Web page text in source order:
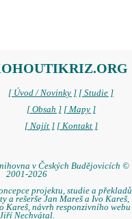
[ Úvod / Novinky ] [ Studie ]
[ Obsah ] [ Mapy ]
[ Najít ] [ Kontakt ]
v Českých Budějovicích ©
2001-2026
projektu, studie a překladů
a rešerše Jan Mareš a Ivo Kareš,
Kareš, návrh responzivního webu
Jiří Nechvátal.